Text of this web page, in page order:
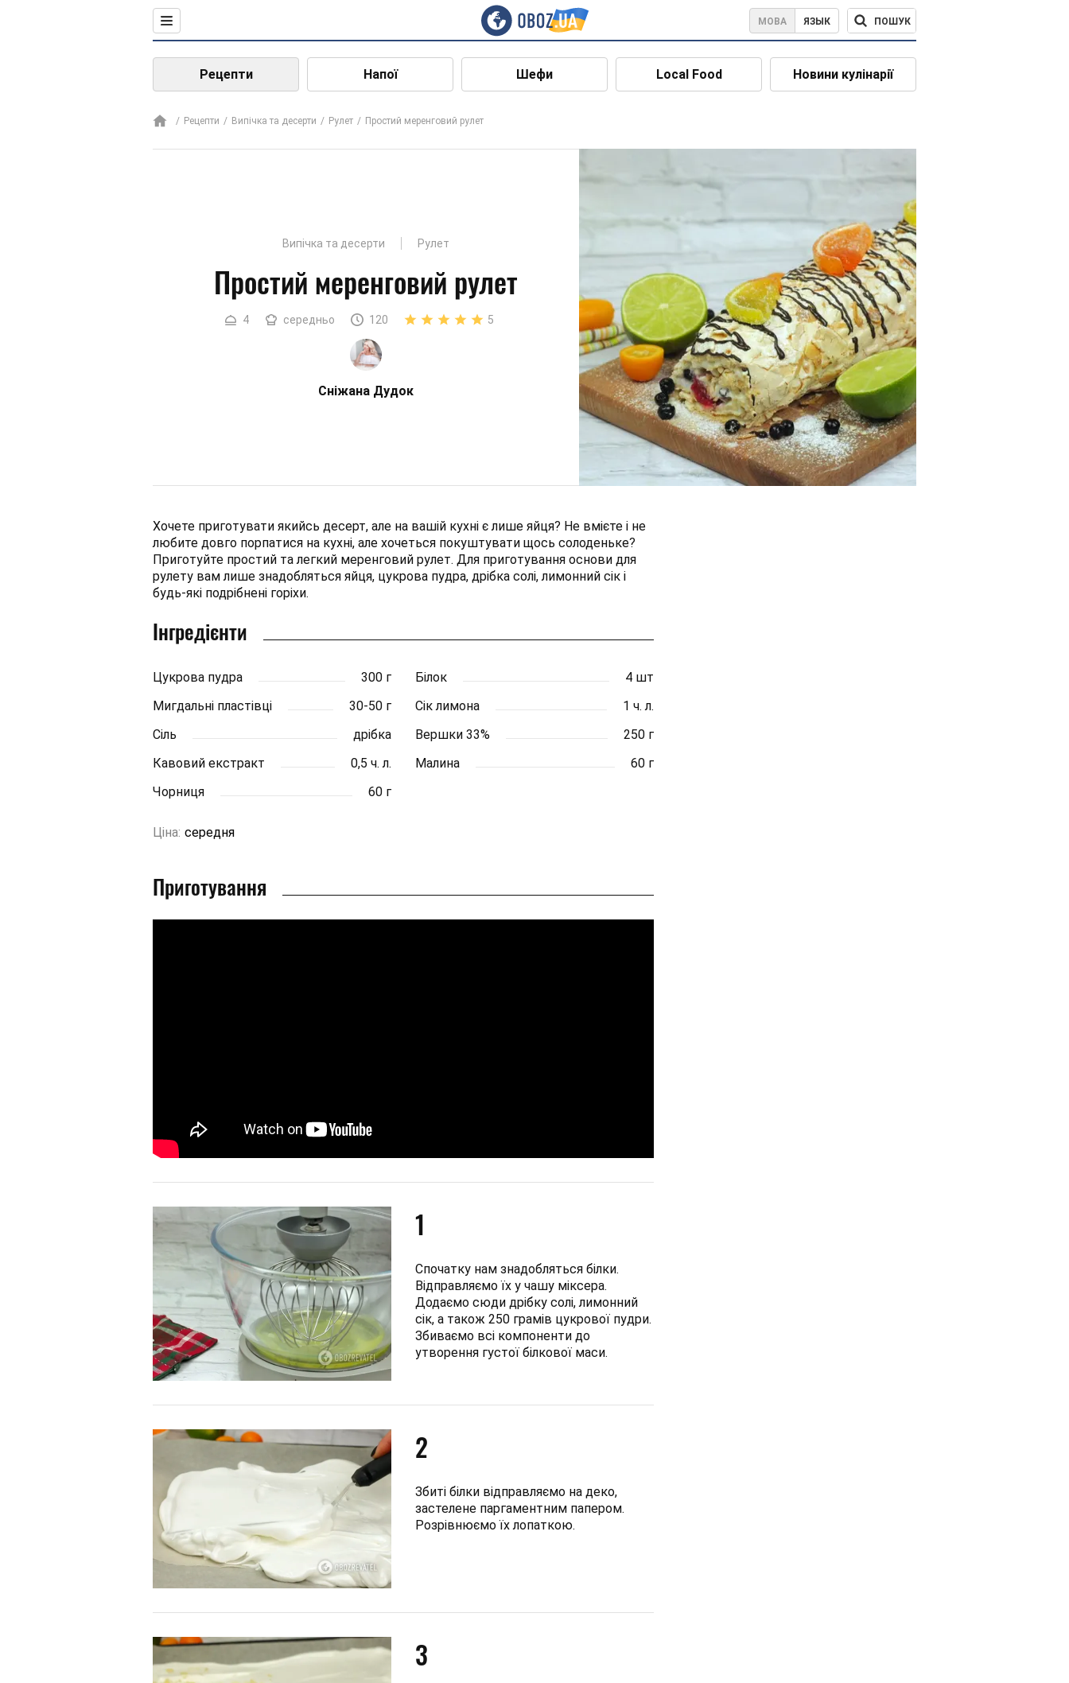
МОВА ЯЗЫК ПОШУК
Рецепти Напої Шефи Local Food Новини кулінарії
Рецепти Випічка та десерти Рулет Простий меренговий рулет
Випічка та десерти Рулет
Простий меренговий рулет
4 середньо 120 5
Сніжана Дудок
Хочете приготувати якийсь десерт, але на вашій кухні є лише яйця? Не вмієте і не
любите довго порпатися на кухні, але хочеться покуштувати щось солоденьке?
Приготуйте простий та легкий меренговий рулет. Для приготування основи для
рулету вам лише знадобляться яйця, цукрова пудра, дрібка солі, лимонний сік і
будь-які подрібнені горіхи.
Інгредієнти
Цукрова пудра 300 г Білок
4 шт
Мигдальні пластівці
30-50 г Сік лимона
1 ч. л.
Сіль
дрібка Вершки 33%
250 г
Кавовий екстракт
0,5 ч. л. Малина
60 г
Чорниця
60 г
Ціна: середня
Приготування
1
Спочатку нам знадобляться білки.
Відправляємо їх у чашу міксера.
Додаємо сюди дрібку солі, лимонний
сік, а також 250 грамів цукрової пудри.
Збиваємо всі компоненти до
утворення густої білкової маси.
2
Збиті білки відправляємо на деко,
застелене паргаментним папером.
Розрівнюємо їх лопаткою.
3